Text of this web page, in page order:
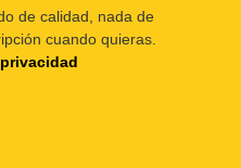
de calidad, nada de
cuando quieras.